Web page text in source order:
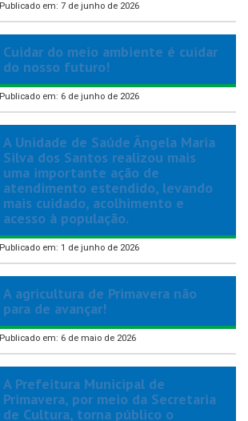
Publicado em: 7 de junho de 2026
Cuidar do meio ambiente é cuidar
do nosso futuro!
Publicado em: 6 de junho de 2026
A Unidade de Saúde Ângela Maria
Silva dos Santos realizou mais
uma importante ação de
atendimento estendido, levando
mais cuidado, acolhimento e
acesso à população.
Publicado em: 1 de junho de 2026
A agricultura de Primavera não
para de avançar!
Publicado em: 6 de maio de 2026
A Prefeitura Municipal de
Primavera, por meio da Secretaria
de Cultura, torna público o